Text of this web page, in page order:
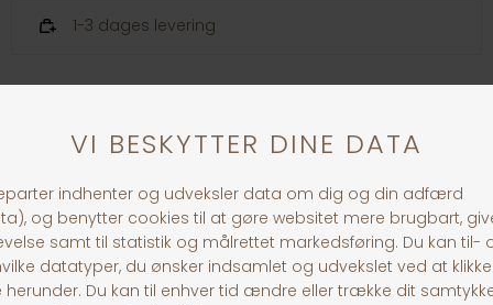
1-3 dages levering
Andre købte også